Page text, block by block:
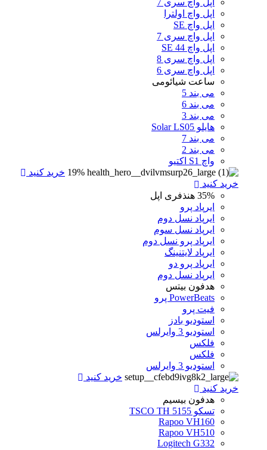
اپل واچ سری 7
اپل واچ اولترا
اپل واچ SE
اپل واچ سری 7
اپل واچ SE 44
اپل واچ سری 8
اپل واچ سری 6
ساعت شیائومی
می بند 5
می بند 6
می بند 3
هایلو Solar LS05
می بند 7
می بند 2
واچ S1 اکتیو
19% خرید کنید
خرید کنید
35% هنذفری اپل
ایرپاد پرو
ایرپاد نسل دوم
ایرپاد نسل سوم
ایرپاد پرو نسل دوم
ایرپاد لایتنینگ
ایرپاد پرو دو
ایرپاد نسل دوم
هدفون بیتس
PowerBeats پرو
فیت پرو
استودیو بادز
استودیو 3 وایرلس
فلکس
فلکس
استودیو 3 وایرلس
خرید کنید
خرید کنید
هدفون بیسیم
تسکو TSCO TH 5155
Rapoo VH160
Rapoo VH510
Logitech G332